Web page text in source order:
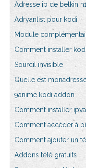
Adresse ip de belkin
Adryanlist pour kodi
Module
Comment installer
Sourcil invisible
Quelle est
9anime kodi addon
Comment installer
Comment accéder à
Comment ajouter un
Addons télé gratuits